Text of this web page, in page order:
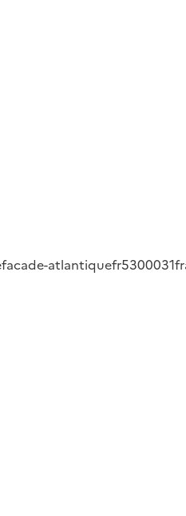
facade-atlantiquefr5300031